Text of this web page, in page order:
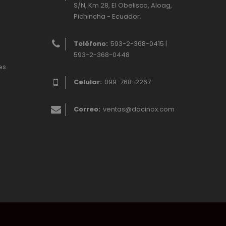
S/N, Km 28, El Obelisco, Aloag,
Pichincha - Ecuador.
Teléfono: 593-2-368-0415 |
593-2-368-0448
Celular: 099-768-2267
Correo: ventas@dacinox.com